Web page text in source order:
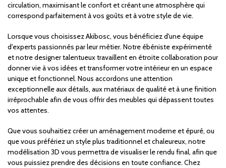
circulation, maximisant le confort et créant une atmosphère qui
correspond parfaitement à vos goûts et à votre style de vie.
Lorsque vous choisissez Akibosc, vous bénéficiez d'une équipe
d'experts passionnés par leur métier. Notre ébéniste expérimenté
et notre designer talentueux travaillent en étroite collaboration pour
donner vie à vos idées et transformer votre intérieur en un espace
unique et fonctionnel. Nous accordons une attention
exceptionnelle aux détails, aux matériaux de qualité et à une finition
irréprochable afin de vous offrir des meubles qui dépassent toutes
vos attentes.
Que vous souhaitiez créer un aménagement moderne et épuré, ou
que vous préfériez un style plus traditionnel et chaleureux, notre
modélisation 3D vous permettra de visualiser le rendu final, afin que
vous puissiez prendre des décisions en toute confiance. Chez